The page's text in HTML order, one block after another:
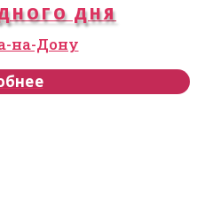
ДНЯ
на-Дону